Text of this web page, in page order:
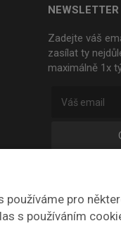
používáme pro
s používáním
NEWSLETTER
Zadejte váš
zasílat ty
maximálně 1x